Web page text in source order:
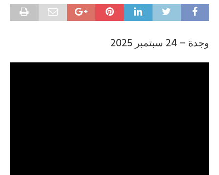
وجدة – 24 سبتمبر 2025